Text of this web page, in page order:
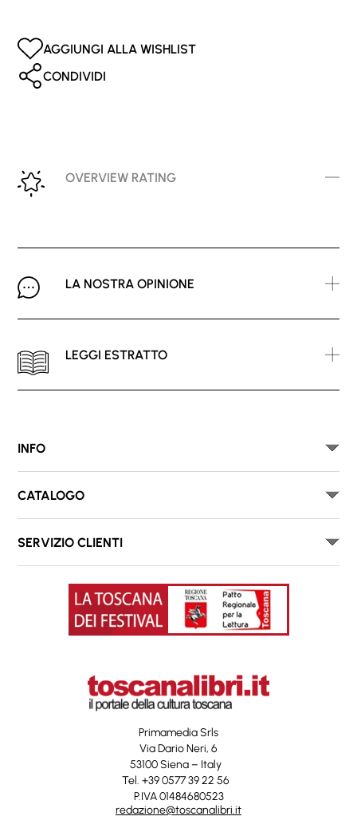
AGGIUNGI ALLA WISHLIST
CONDIVIDI
OVERVIEW RATING
LA NOSTRA OPINIONE
LEGGI ESTRATTO
INFO
CATALOGO
SERVIZIO CLIENTI
Primamedia Srls
Via Dario Neri, 6
53100 Siena – Italy
Tel. +39 0577 39 22 56
P.IVA 01484680523
redazione@toscanalibri.it